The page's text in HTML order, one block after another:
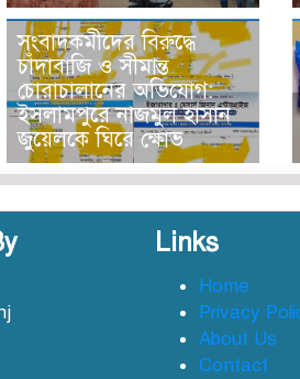
সংবাদকমী‌দের বিরু‌দ্ধে
চাঁদাবাজি ও সীমান্ত
চোরাচালানের অভিযোগ:
ইসলামপুরে নাজমুল হাসান
জুয়েলকে ঘিরে ক্ষোভ
Links
Home
Privacy
About Us
Contact